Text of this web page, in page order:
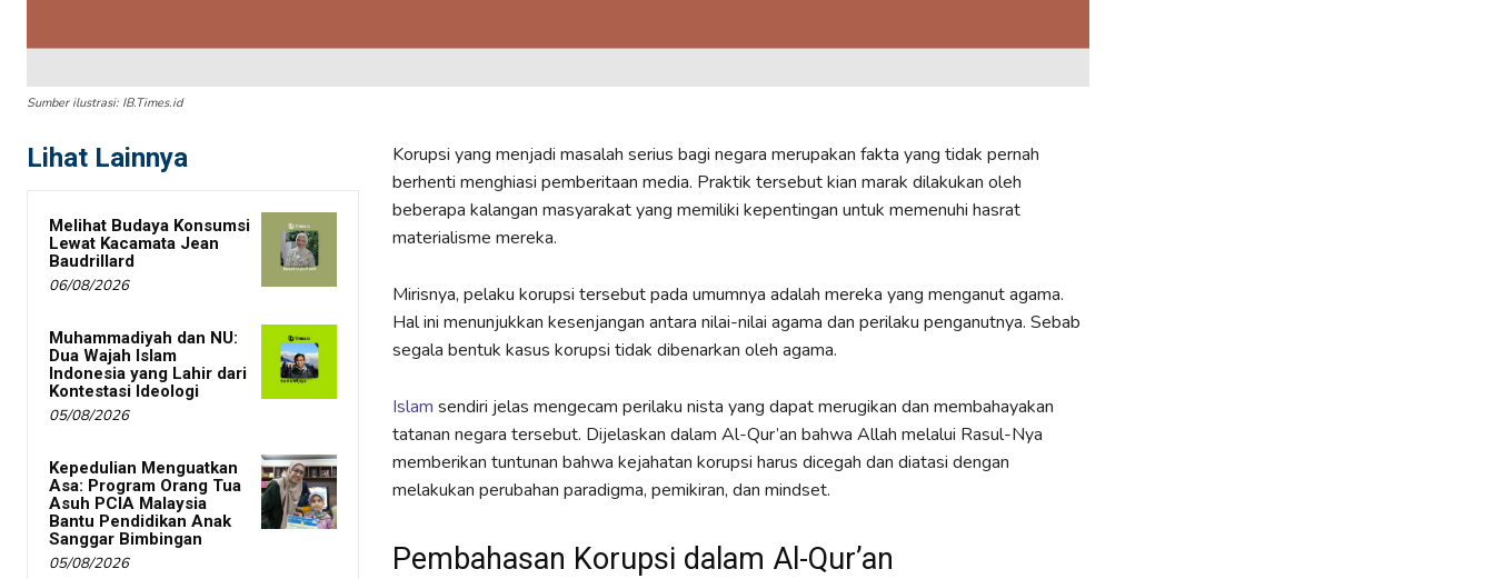
Sumber ilustrasi: IB.Times.id
Lihat Lainnya
Melihat Budaya Konsumsi
Lewat Kacamata Jean
Baudrillard
06/08/2026
Muhammadiyah dan NU:
Dua Wajah Islam
Indonesia yang Lahir dari
Kontestasi Ideologi
05/08/2026
Kepedulian Menguatkan
Asa: Program Orang Tua
Asuh PCIA Malaysia
Bantu Pendidikan Anak
Sanggar Bimbingan
05/08/2026
Korupsi yang menjadi masalah serius bagi negara merupakan fakta yang tidak pernah
berhenti menghiasi pemberitaan media. Praktik tersebut kian marak dilakukan oleh
beberapa kalangan masyarakat yang memiliki kepentingan untuk memenuhi hasrat
materialisme mereka.
Mirisnya, pelaku korupsi tersebut pada umumnya adalah mereka yang menganut agama.
Hal ini menunjukkan kesenjangan antara nilai-nilai agama dan perilaku penganutnya. Sebab
segala bentuk kasus korupsi tidak dibenarkan oleh agama.
Islam sendiri jelas mengecam perilaku nista yang dapat merugikan dan membahayakan
tatanan negara tersebut. Dijelaskan dalam Al-Qur’an bahwa Allah melalui Rasul-Nya
memberikan tuntunan bahwa kejahatan korupsi harus dicegah dan diatasi dengan
melakukan perubahan paradigma, pemikiran, dan mindset.
Pembahasan Korupsi dalam Al-Qur’an